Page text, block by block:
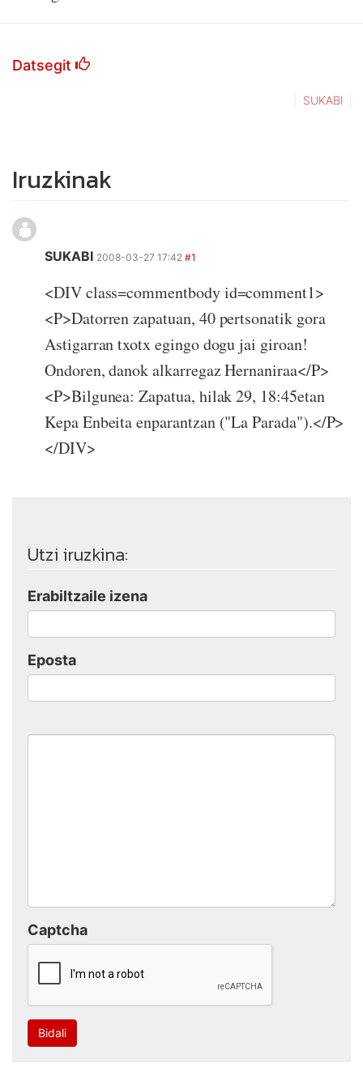
Datsegit
SUKABI
Iruzkinak
SUKABI 2008-03-27 17:42 #1
<DIV class=commentbody id=comment1>
<P>Datorren zapatuan, 40 pertsonatik gora
Astigarran txotx egingo dogu jai giroan!
Ondoren, danok alkarregaz Hernaniraa</P>
<P>Bilgunea: Zapatua, hilak 29, 18:45etan
Kepa Enbeita enparantzan ("La Parada").</P>
</DIV>
Utzi iruzkina:
Erabiltzaile izena
Eposta
Captcha
Bidali